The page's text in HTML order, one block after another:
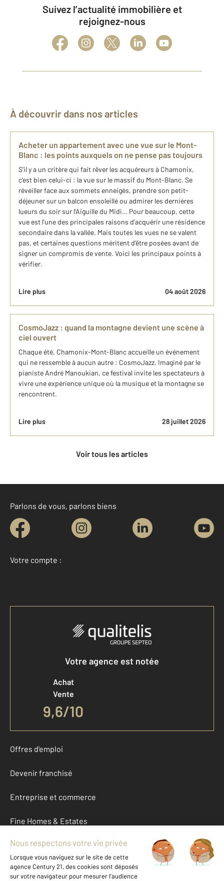
Suivez l’actualité immobilière et
rejoignez-nous
À découvrir dans nos articles
Acheter un appartement avec une vue sur le Mont-
Blanc : les points auxquels on ne pense pas toujours
S'il y a un critère qui fait rêver les acquéreurs à Chamonix,
c'est bien celui-ci : la vue sur le massif du Mont-Blanc. Se
réveiller face aux sommets enneigés, prendre son petit-
déjeuner sur un balcon ensoleillé ou admirer les dernières
lueurs du soir sur l'Aiguille du Midi… Pour beaucoup, cette
vue est l'une des principales raisons d'acquérir une résidence
secondaire dans la vallée. Mais toutes les vues ne se valent
pas, et certaines questions méritent d'être posées avant de
signer un compromis de vente. Voici les principaux points à
vérifier.
Lire plus 04 août 2026
CosmoJazz : quand la montagne devient une scène à
ciel ouvert
Chaque été, Chamonix-Mont-Blanc accueille un événement
qui ne ressemble à aucun autre : CosmoJazz. Imaginé par le
pianiste André Manoukian, ce festival invite les spectateurs à
vivre une expérience unique où la musique et la montagne se
rencontrent.
Lire plus 28 juillet 2026
Voir tous les articles
Parlons de vous, parlons biens
Votre compte :
Accéder à mon compte
Votre agence est notée
Achat
Vente
9,6/10
Offres d'emploi
Devenir franchisé
Entreprise et commerce
Fine Homes & Estates
À propos
International